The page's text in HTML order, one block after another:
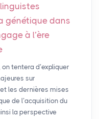
génétique dans
à l’ère
tentera d’expliquer
sur
les dernières mises
de l’acquisition du
la perspective